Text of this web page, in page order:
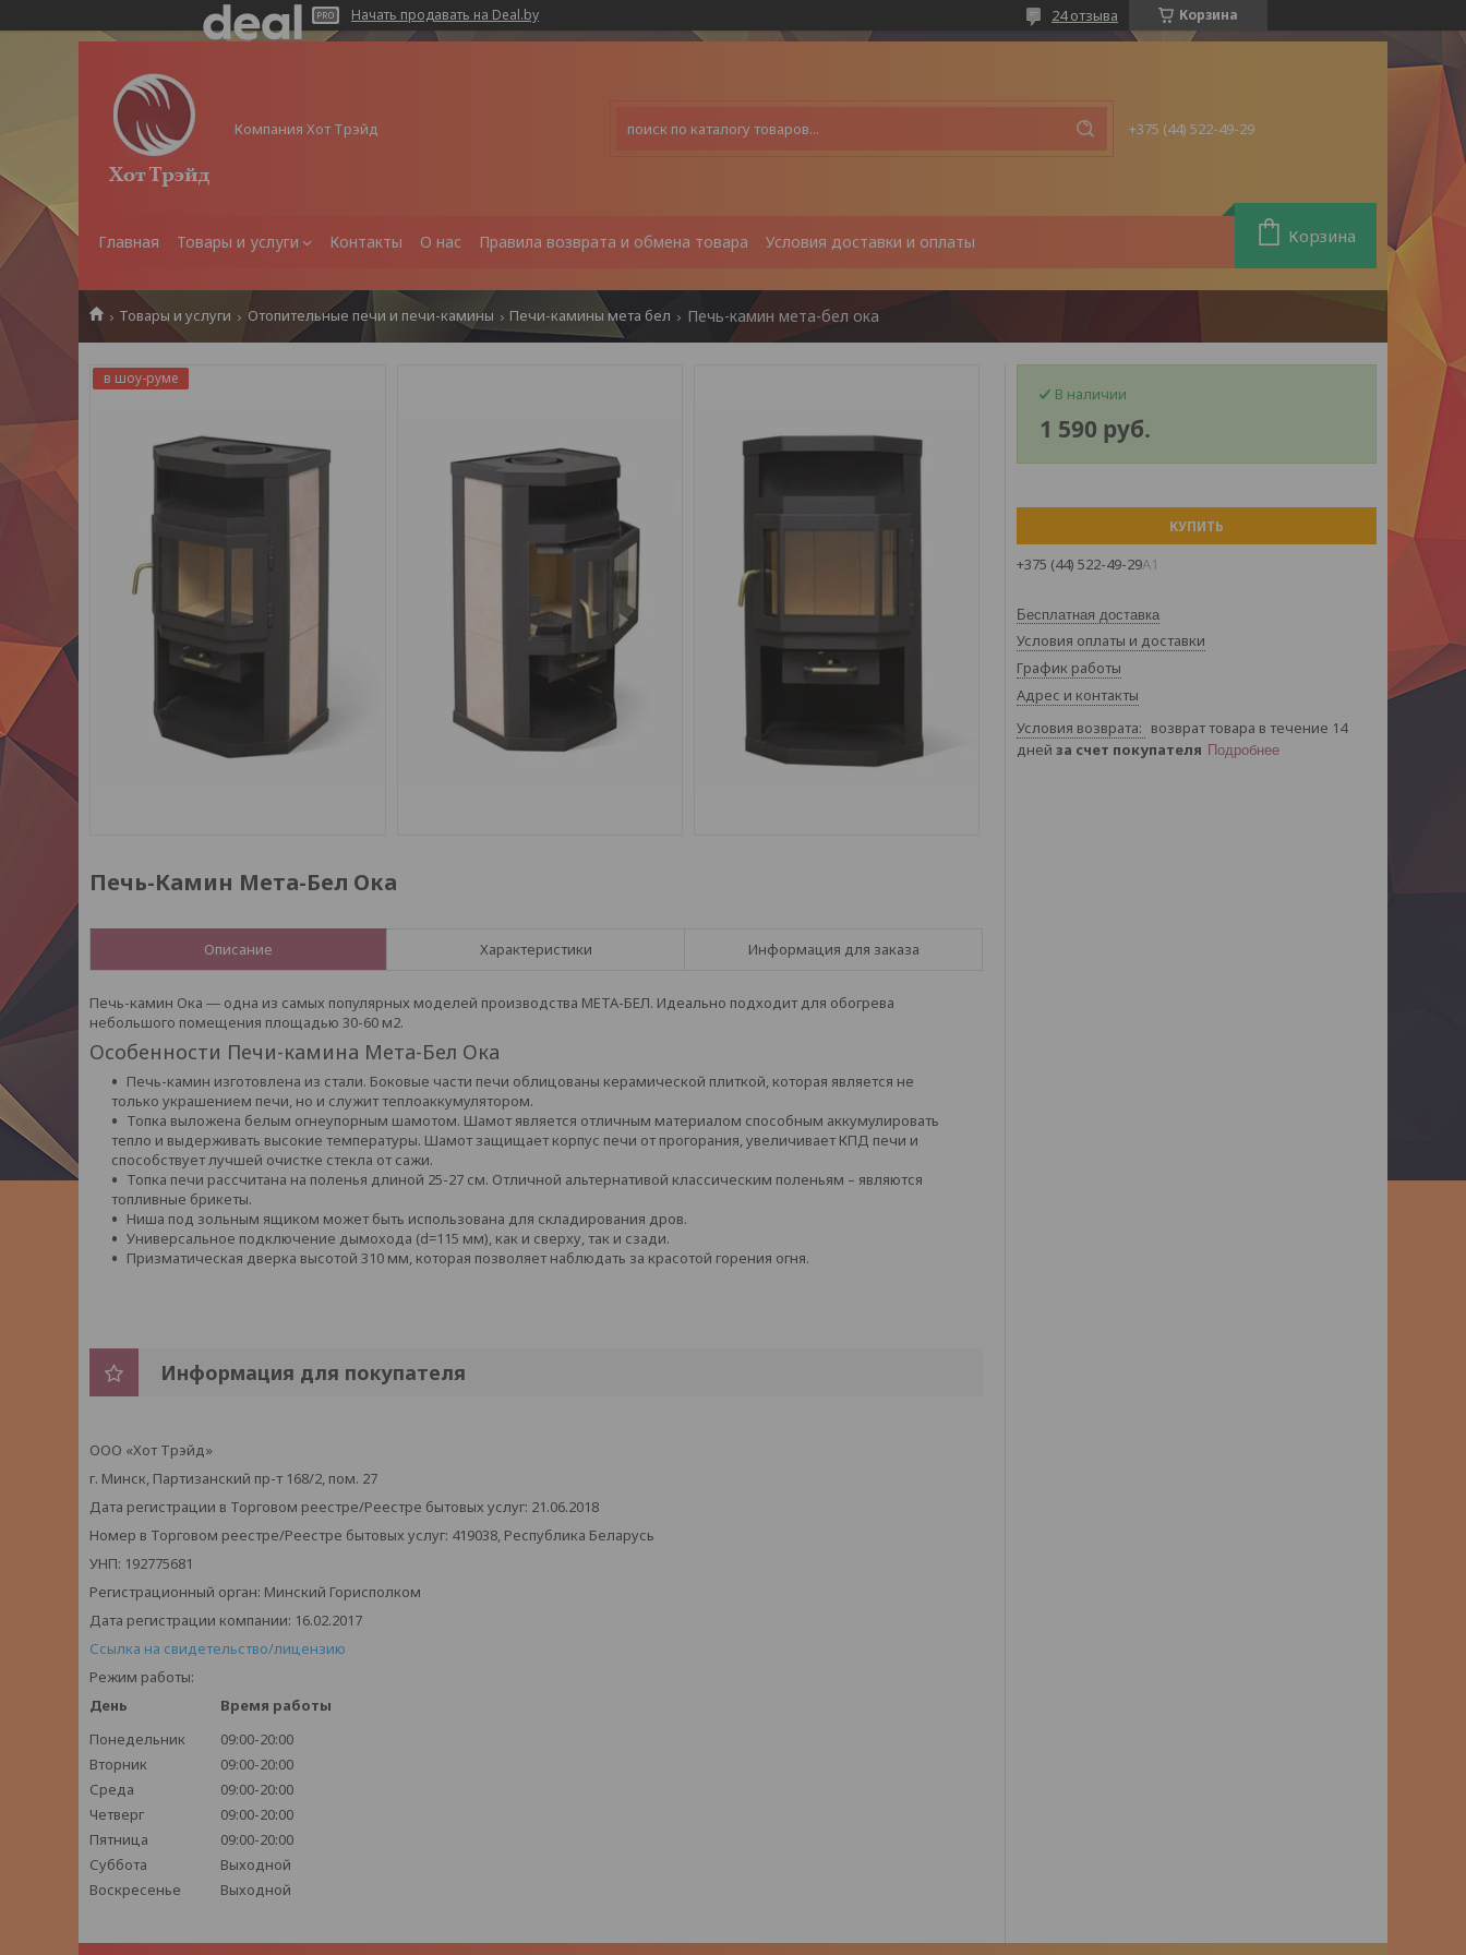
Начать продавать на Deal.by Корзина
24 отзыва
Компания Хот Трэйд +375 (44) 522-49-29
Главная Товары и услуги Контакты О нас Правила возврата и обмена товара Условия доставки и оплаты Корзина
Товары и услуги Отопительные печи и печи-камины Печи-камины мета бел Печь-камин мета-бел ока
в шоу-руме
Печь-Камин Мета-Бел Ока
Описание Характеристики Информация для заказа
Печь-камин Ока ― одна из самых популярных моделей производства МЕТА-БЕЛ. Идеально подходит для обогрева
небольшого помещения площадью 30-60 м2.
Особенности Печи-камина Мета-Бел Ока
Печь-камин изготовлена из стали. Боковые части печи облицованы керамической плиткой, которая является не
только украшением печи, но и служит теплоаккумулятором.
Топка выложена белым огнеупорным шамотом. Шамот является отличным материалом способным аккумулировать
тепло и выдерживать высокие температуры. Шамот защищает корпус печи от прогорания, увеличивает КПД печи и
способствует лучшей очистке стекла от сажи.
Топка печи рассчитана на поленья длиной 25-27 см. Отличной альтернативой классическим поленьям – являются
топливные брикеты.
Ниша под зольным ящиком может быть использована для складирования дров.
Универсальное подключение дымохода (d=115 мм), как и сверху, так и сзади.
Призматическая дверка высотой 310 мм, которая позволяет наблюдать за красотой горения огня.
Информация для покупателя
ООО «Хот Трэйд»
г. Минск, Партизанский пр-т 168/2, пом. 27
Дата регистрации в Торговом реестре/Реестре бытовых услуг: 21.06.2018
Номер в Торговом реестре/Реестре бытовых услуг: 419038, Республика Беларусь
УНП: 192775681
Регистрационный орган: Минский Горисполком
Дата регистрации компании: 16.02.2017
Ссылка на свидетельство/лицензию
Режим работы:
День
Время работы
Понедельник
09:00-20:00
Вторник
09:00-20:00
Среда
09:00-20:00
Четверг
09:00-20:00
Пятница
09:00-20:00
Суббота
Выходной
Воскресенье
Выходной
В наличии
1 590 руб.
КУПИТЬ
+375 (44) 522-49-29А1
Бесплатная доставка
Условия оплаты и доставки
График работы
Адрес и контакты
возврат товара в течение 14
дней за счет покупателя Подробнее